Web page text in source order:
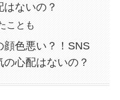
ないの？
ことも
顔色悪い？！SNS
心配はないの？